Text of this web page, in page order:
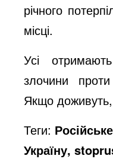
річного
місці.
Усі
злочини
Якщо
Теги:
Україну,